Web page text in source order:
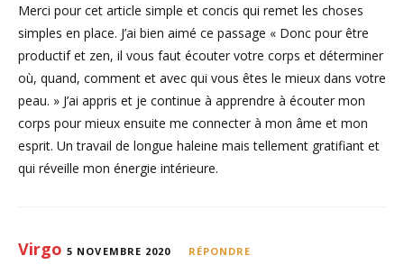
Merci pour cet article simple et concis qui remet les choses
simples en place. J’ai bien aimé ce passage « Donc pour être
productif et zen, il vous faut écouter votre corps et déterminer
où, quand, comment et avec qui vous êtes le mieux dans votre
peau. » J’ai appris et je continue à apprendre à écouter mon
corps pour mieux ensuite me connecter à mon âme et mon
esprit. Un travail de longue haleine mais tellement gratifiant et
qui réveille mon énergie intérieure.
Virgo 5 NOVEMBRE 2020 RÉPONDRE